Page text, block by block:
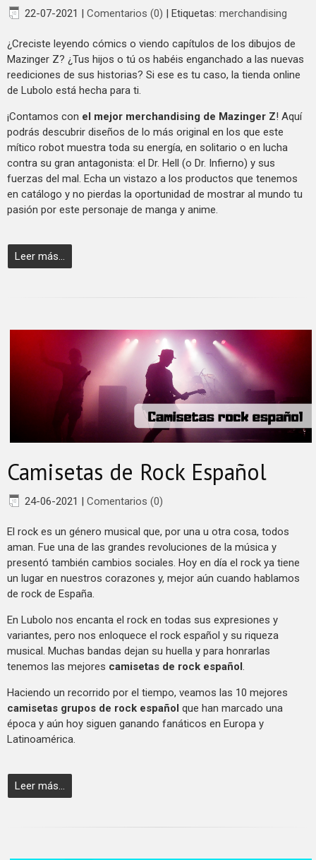
22-07-2021 | Comentarios (0) | Etiquetas: merchandising
¿Creciste leyendo cómics o viendo capítulos de los dibujos de
Mazinger Z? ¿Tus hijos o tú os habéis enganchado a las nuevas
reediciones de sus historias? Si ese es tu caso, la tienda online
de Lubolo está hecha para ti.
¡Contamos con el mejor merchandising de Mazinger Z! Aquí
podrás descubrir diseños de lo más original en los que este
mítico robot muestra toda su energía, en solitario o en lucha
contra su gran antagonista: el Dr. Hell (o Dr. Infierno) y sus
fuerzas del mal. Echa un vistazo a los productos que tenemos
en catálogo y no pierdas la oportunidad de mostrar al mundo tu
pasión por este personaje de manga y anime.
Leer más...
Camisetas de Rock Español
24-06-2021 | Comentarios (0)
El rock es un género musical que, por una u otra cosa, todos
aman. Fue una de las grandes revoluciones de la música y
presentó también cambios sociales. Hoy en día el rock ya tiene
un lugar en nuestros corazones y, mejor aún cuando hablamos
de rock de España.
En Lubolo nos encanta el rock en todas sus expresiones y
variantes, pero nos enloquece el rock español y su riqueza
musical. Muchas bandas dejan su huella y para honrarlas
tenemos las mejores camisetas de rock español.
Haciendo un recorrido por el tiempo, veamos las 10 mejores
camisetas grupos de rock español que han marcado una
época y aún hoy siguen ganando fanáticos en Europa y
Latinoamérica.
Leer más...